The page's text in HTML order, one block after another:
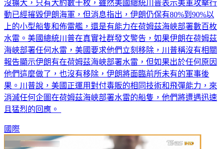
沒擴大，只有大約數十枚，雖然美國總統川普表示美軍攻擊行
動已經摧毀伊朗海軍，但消息指出，伊朗仍保有80%到90%以
上的小型船隻和佈雷艦，還是有能力在荷姆茲海峽部署數百枚
水雷。美國總統川普在真實社群發文警告，如果伊朗在荷姆茲
海峽部署任何水雷，美國要求他們立刻移除，川普稱沒有相關
報告顯示伊朗有在荷姆茲海峽部署水雷，但如果出於任何原因
他們這麼做了，也沒有移除，伊朗將面臨前所未有的軍事後
果。川普說，美國正運用對付毒販的相同技術和飛彈能力，來
消滅任何企圖在荷姆茲海峽部署水雷的船隻，他們將遭遇迅速
且猛烈的回應。
國際